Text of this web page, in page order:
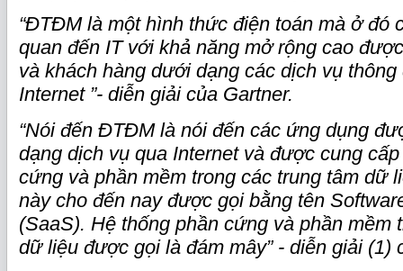
“ĐTĐM là một hình thức điện toán mà ở đó
quan đến IT với khả năng mở rộng cao
và khách hàng dưới dạng các dịch vụ
Internet ”- diễn giải của Gartner.
“Nói đến ĐTĐM là nói đến các ứng dụng
dạng dịch vụ qua Internet và được cung
cứng và phần mềm trong các trung tâm dữ
này cho đến nay được gọi bằng tên
(SaaS). Hệ thống phần cứng và phần mềm
dữ liệu được gọi là đám mây” - diễn giải (1)